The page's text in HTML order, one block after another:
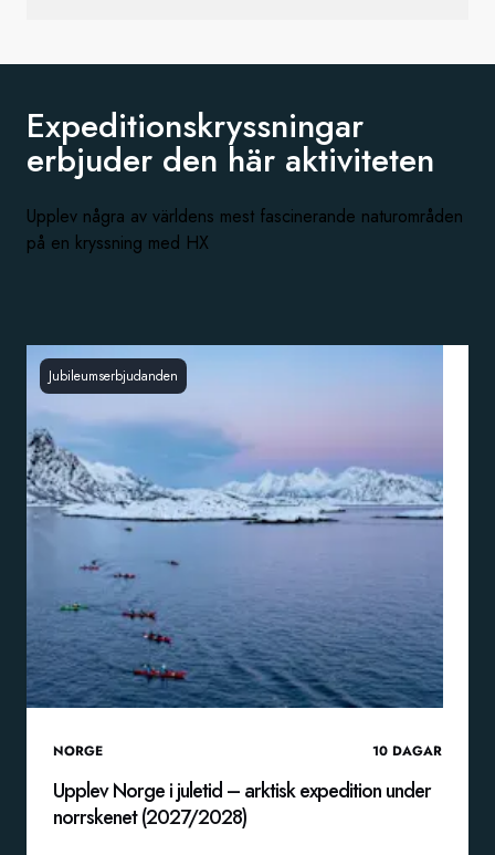
Expeditionskryssningar
erbjuder den här aktiviteten
Upplev några av världens mest fascinerande naturområden
på en kryssning med HX
Jubileumserbjudanden
NORGE 10 DAGAR
Upplev Norge i juletid – arktisk expedition under
norrskenet (2027/2028)